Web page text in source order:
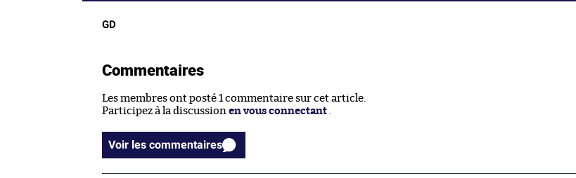
GD
Commentaires
Les membres ont posté 1 commentaire sur cet article.
Participez à la discussion en vous connectant .
Voir les commentaires